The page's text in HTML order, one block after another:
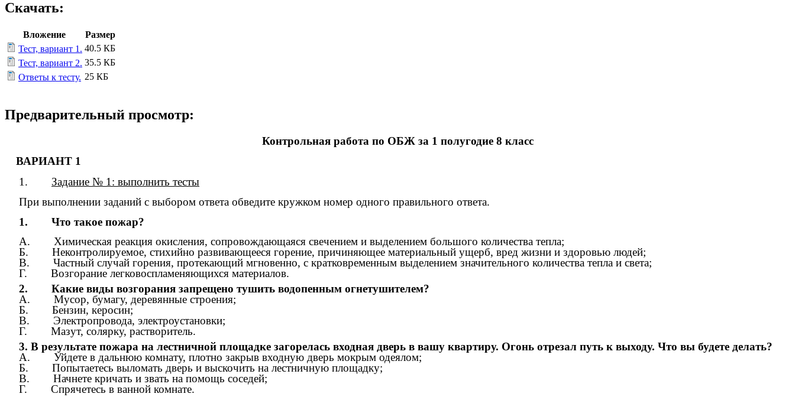
Скачать:
Вложение
Размер
Тест, вариант 1. 40.5 КБ
Тест, вариант 2. 35.5 КБ
Ответы к тесту. 25 КБ
Предварительный просмотр:
Контрольная работа по ОБЖ за 1 полугодие 8 класс
ВАРИАНТ 1
1. Задание № 1: выполнить тесты
При выполнении заданий с выбором ответа обведите кружком номер одного правильного ответа.
1. Что такое пожар?
А. Химическая реакция окисления, сопровождающаяся свечением и выделением большого количества тепла;
Б. Неконтролируемое, стихийно развивающееся горение, причиняющее материальный ущерб, вред жизни и здоровью людей;
В. Частный случай горения, протекающий мгновенно, с кратковременным выделением значительного количества тепла и света;
Г. Возгорание легковоспламеняющихся материалов.
2. Какие виды возгорания запрещено тушить водопенным огнетушителем?
А. Мусор, бумагу, деревянные строения;
Б. Бензин, керосин;
В. Электропровода, электроустановки;
Г. Мазут, солярку, растворитель.
3. В результате пожара на лестничной площадке загорелась входная дверь в вашу квартиру. Огонь отрезал путь к выходу. Что вы будете делать?
А. Уйдете в дальнюю комнату, плотно закрыв входную дверь мокрым одеялом;
Б. Попытаетесь выломать дверь и выскочить на лестничную площадку;
В. Начнете кричать и звать на помощь соседей;
Г. Спрячетесь в ванной комнате.